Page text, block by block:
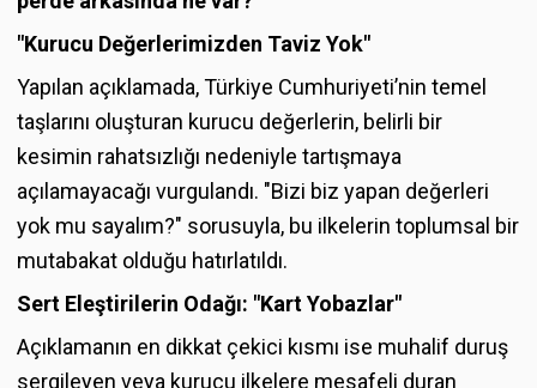
"Kurucu Değerlerimizden Taviz Yok"
Yapılan açıklamada, Türkiye Cumhuriyeti’nin temel
taşlarını oluşturan kurucu değerlerin, belirli bir
kesimin rahatsızlığı nedeniyle tartışmaya
açılamayacağı vurgulandı. "Bizi biz yapan değerleri
yok mu sayalım?" sorusuyla, bu ilkelerin toplumsal bir
mutabakat olduğu hatırlatıldı.
Sert Eleştirilerin Odağı: "Kart Yobazlar"
Açıklamanın en dikkat çekici kısmı ise muhalif duruş
sergileyen veya kurucu ilkelere mesafeli duran